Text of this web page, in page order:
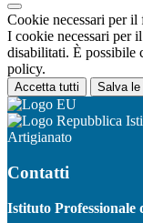
Cookie necessari per il
I cookie necessari per
disabilitati. È possibile
policy.
Accetta tutti Salva le
Artigianato
Contatti
Istituto